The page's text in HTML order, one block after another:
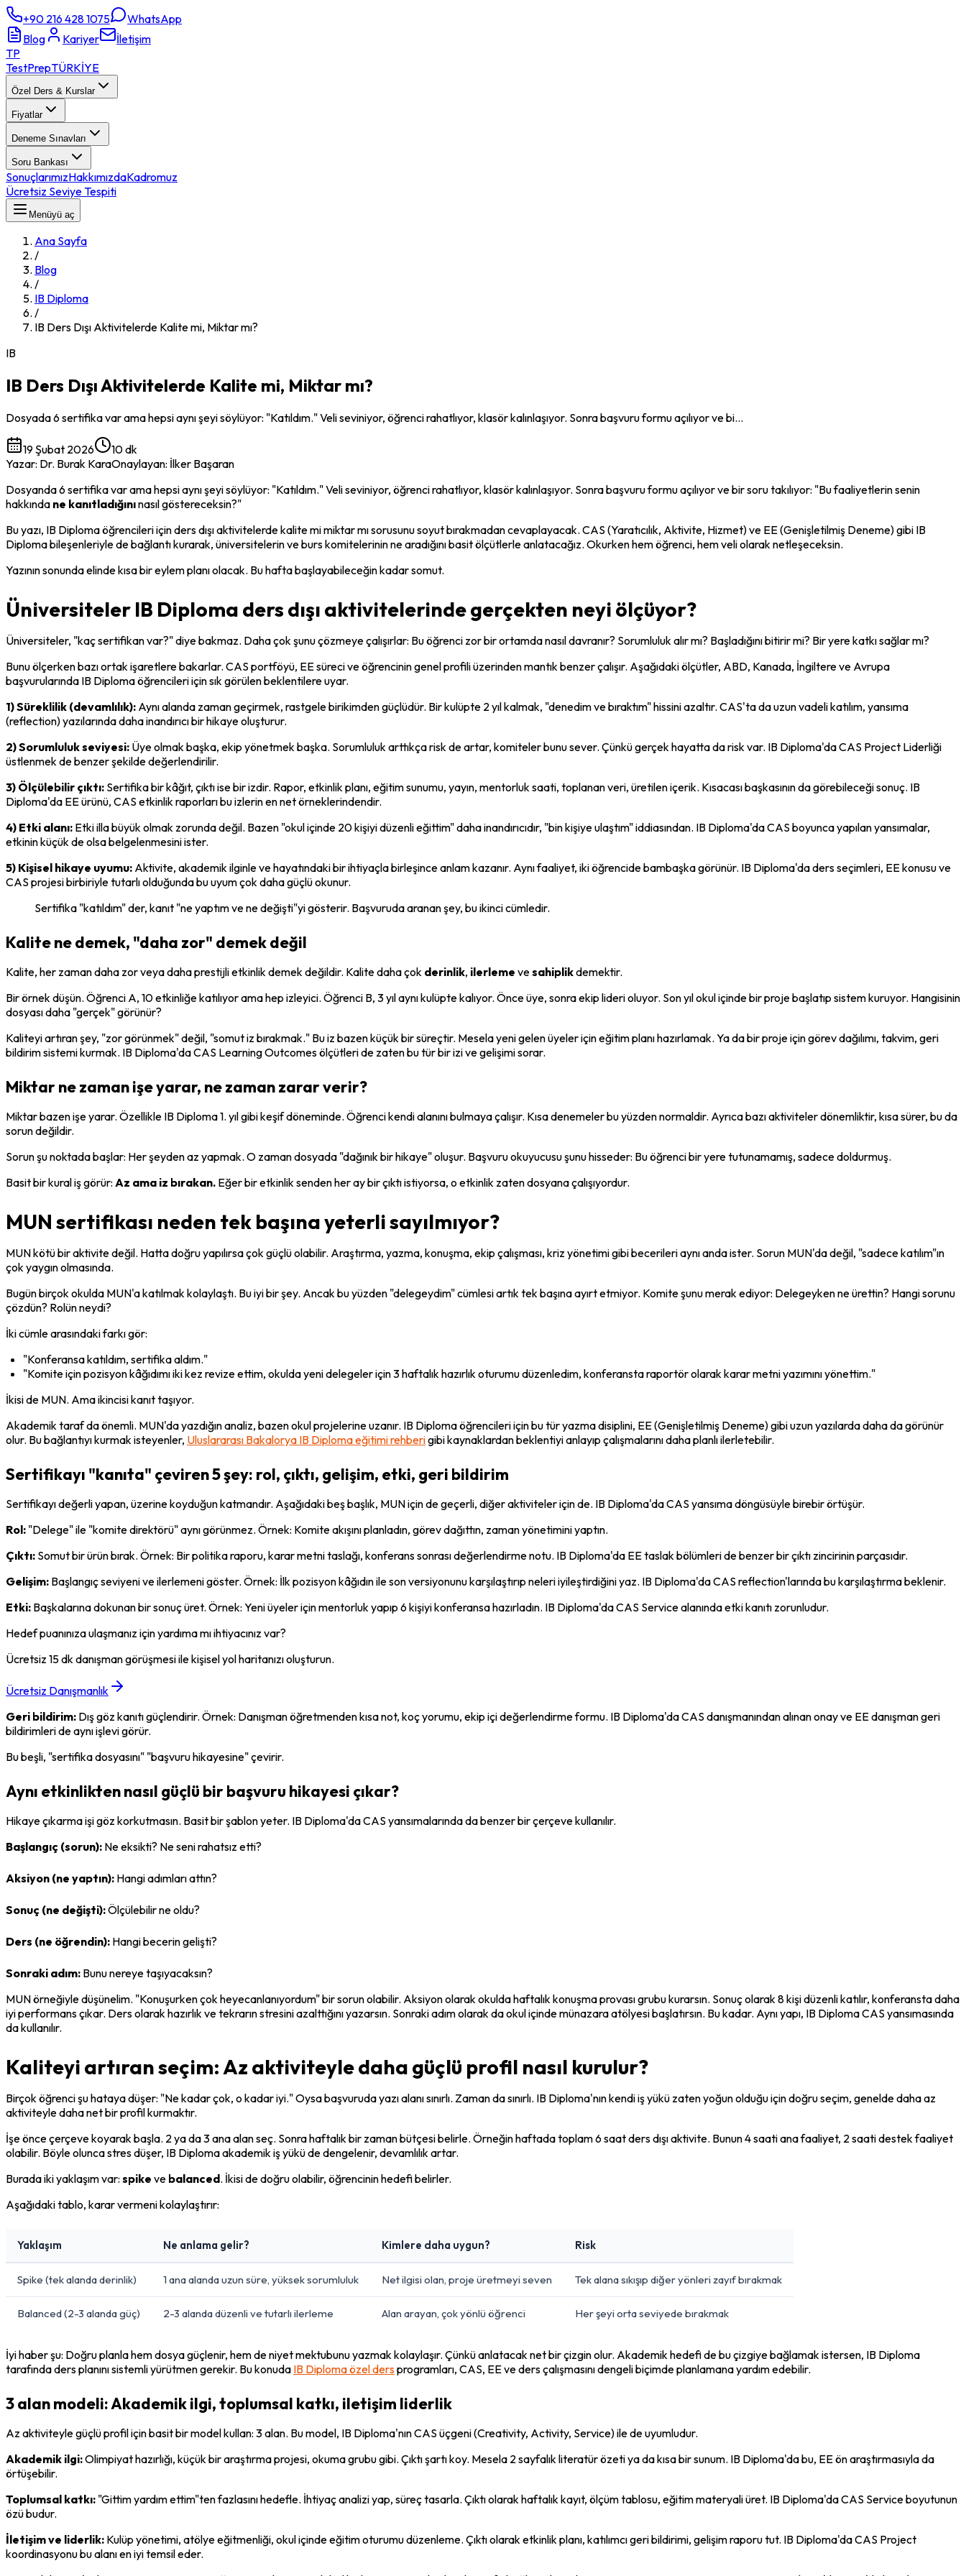
+90 216 428 1075
WhatsApp
Blog
Kariyer
İletişim
TP
TestPrepTÜRKİYE
Özel Ders & Kurslar
Fiyatlar
Deneme Sınavları
Soru Bankası
SonuçlarımızHakkımızdaKadromuz
Ücretsiz Seviye Tespiti
Menüyü aç
Ana Sayfa
/
Blog
/
IB Diploma
/
IB Ders Dışı Aktivitelerde Kalite mi, Miktar mı?
IB
IB Ders Dışı Aktivitelerde Kalite mi, Miktar mı?
Dosyada 6 sertifika var ama hepsi aynı şeyi söylüyor: "Katıldım." Veli seviniyor, öğrenci rahatlıyor, klasör kalınlaşıyor. Sonra başvuru formu açılıyor ve bi...
19 Şubat 2026
10 dk
Yazar: Dr. Burak KaraOnaylayan: İlker Başaran
Dosyanda 6 sertifika var ama hepsi aynı şeyi söylüyor: "Katıldım." Veli seviniyor, öğrenci rahatlıyor, klasör kalınlaşıyor. Sonra başvuru formu açılıyor ve bir soru takılıyor: "Bu faaliyetlerin senin
hakkında ne kanıtladığını nasıl göstereceksin?"
Bu yazı, IB Diploma öğrencileri için ders dışı aktivitelerde kalite mi miktar mı sorusunu soyut bırakmadan cevaplayacak. CAS (Yaratıcılık, Aktivite, Hizmet) ve EE (Genişletilmiş Deneme) gibi IB
Diploma bileşenleriyle de bağlantı kurarak, üniversitelerin ve burs komitelerinin ne aradığını basit ölçütlerle anlatacağız. Okurken hem öğrenci, hem veli olarak netleşeceksin.
Yazının sonunda elinde kısa bir eylem planı olacak. Bu hafta başlayabileceğin kadar somut.
Üniversiteler IB Diploma ders dışı aktivitelerinde gerçekten neyi ölçüyor?
Üniversiteler, "kaç sertifikan var?" diye bakmaz. Daha çok şunu çözmeye çalışırlar: Bu öğrenci zor bir ortamda nasıl davranır? Sorumluluk alır mı? Başladığını bitirir mi? Bir yere katkı sağlar mı?
Bunu ölçerken bazı ortak işaretlere bakarlar. CAS portföyü, EE süreci ve öğrencinin genel profili üzerinden mantık benzer çalışır. Aşağıdaki ölçütler, ABD, Kanada, İngiltere ve Avrupa
başvurularında IB Diploma öğrencileri için sık görülen beklentilere uyar.
1) Süreklilik (devamlılık): Aynı alanda zaman geçirmek, rastgele birikimden güçlüdür. Bir kulüpte 2 yıl kalmak, "denedim ve bıraktım" hissini azaltır. CAS'ta da uzun vadeli katılım, yansıma
(reflection) yazılarında daha inandırıcı bir hikaye oluşturur.
2) Sorumluluk seviyesi: Üye olmak başka, ekip yönetmek başka. Sorumluluk arttıkça risk de artar, komiteler bunu sever. Çünkü gerçek hayatta da risk var. IB Diploma'da CAS Project Liderliği
üstlenmek de benzer şekilde değerlendirilir.
3) Ölçülebilir çıktı: Sertifika bir kâğıt, çıktı ise bir izdir. Rapor, etkinlik planı, eğitim sunumu, yayın, mentorluk saati, toplanan veri, üretilen içerik. Kısacası başkasının da görebileceği sonuç. IB
Diploma'da EE ürünü, CAS etkinlik raporları bu izlerin en net örneklerindendir.
4) Etki alanı: Etki illa büyük olmak zorunda değil. Bazen "okul içinde 20 kişiyi düzenli eğittim" daha inandırıcıdır, "bin kişiye ulaştım" iddiasından. IB Diploma'da CAS boyunca yapılan yansımalar,
etkinin küçük de olsa belgelenmesini ister.
5) Kişisel hikaye uyumu: Aktivite, akademik ilginle ve hayatındaki bir ihtiyaçla birleşince anlam kazanır. Aynı faaliyet, iki öğrencide bambaşka görünür. IB Diploma'da ders seçimleri, EE konusu ve
CAS projesi birbiriyle tutarlı olduğunda bu uyum çok daha güçlü okunur.
Sertifika "katıldım" der, kanıt "ne yaptım ve ne değişti"yi gösterir. Başvuruda aranan şey, bu ikinci cümledir.
Kalite ne demek, "daha zor" demek değil
Kalite, her zaman daha zor veya daha prestijli etkinlik demek değildir. Kalite daha çok derinlik, ilerleme ve sahiplik demektir.
Bir örnek düşün. Öğrenci A, 10 etkinliğe katılıyor ama hep izleyici. Öğrenci B, 3 yıl aynı kulüpte kalıyor. Önce üye, sonra ekip lideri oluyor. Son yıl okul içinde bir proje başlatıp sistem kuruyor. Hangisinin
dosyası daha "gerçek" görünür?
Kaliteyi artıran şey, "zor görünmek" değil, "somut iz bırakmak." Bu iz bazen küçük bir süreçtir. Mesela yeni gelen üyeler için eğitim planı hazırlamak. Ya da bir proje için görev dağılımı, takvim, geri
bildirim sistemi kurmak. IB Diploma'da CAS Learning Outcomes ölçütleri de zaten bu tür bir izi ve gelişimi sorar.
Miktar ne zaman işe yarar, ne zaman zarar verir?
Miktar bazen işe yarar. Özellikle IB Diploma 1. yıl gibi keşif döneminde. Öğrenci kendi alanını bulmaya çalışır. Kısa denemeler bu yüzden normaldir. Ayrıca bazı aktiviteler dönemliktir, kısa sürer, bu da
sorun değildir.
Sorun şu noktada başlar: Her şeyden az yapmak. O zaman dosyada "dağınık bir hikaye" oluşur. Başvuru okuyucusu şunu hisseder: Bu öğrenci bir yere tutunamamış, sadece doldurmuş.
Basit bir kural iş görür: Az ama iz bırakan. Eğer bir etkinlik senden her ay bir çıktı istiyorsa, o etkinlik zaten dosyana çalışıyordur.
MUN sertifikası neden tek başına yeterli sayılmıyor?
MUN kötü bir aktivite değil. Hatta doğru yapılırsa çok güçlü olabilir. Araştırma, yazma, konuşma, ekip çalışması, kriz yönetimi gibi becerileri aynı anda ister. Sorun MUN'da değil, "sadece katılım"ın
çok yaygın olmasında.
Bugün birçok okulda MUN'a katılmak kolaylaştı. Bu iyi bir şey. Ancak bu yüzden "delegeydim" cümlesi artık tek başına ayırt etmiyor. Komite şunu merak ediyor: Delegeyken ne ürettin? Hangi sorunu
çözdün? Rolün neydi?
İki cümle arasındaki farkı gör:
"Konferansa katıldım, sertifika aldım."
"Komite için pozisyon kâğıdımı iki kez revize ettim, okulda yeni delegeler için 3 haftalık hazırlık oturumu düzenledim, konferansta raportör olarak karar metni yazımını yönettim."
İkisi de MUN. Ama ikincisi kanıt taşıyor.
Akademik taraf da önemli. MUN'da yazdığın analiz, bazen okul projelerine uzanır. IB Diploma öğrencileri için bu tür yazma disiplini, EE (Genişletilmiş Deneme) gibi uzun yazılarda daha da görünür
olur. Bu bağlantıyı kurmak isteyenler, Uluslararası Bakalorya IB Diploma eğitimi rehberi gibi kaynaklardan beklentiyi anlayıp çalışmalarını daha planlı ilerletebilir.
Sertifikayı "kanıta" çeviren 5 şey: rol, çıktı, gelişim, etki, geri bildirim
Sertifikayı değerli yapan, üzerine koyduğun katmandır. Aşağıdaki beş başlık, MUN için de geçerli, diğer aktiviteler için de. IB Diploma'da CAS yansıma döngüsüyle birebir örtüşür.
Rol: "Delege" ile "komite direktörü" aynı görünmez. Örnek: Komite akışını planladın, görev dağıttın, zaman yönetimini yaptın.
Çıktı: Somut bir ürün bırak. Örnek: Bir politika raporu, karar metni taslağı, konferans sonrası değerlendirme notu. IB Diploma'da EE taslak bölümleri de benzer bir çıktı zincirinin parçasıdır.
Gelişim: Başlangıç seviyeni ve ilerlemeni göster. Örnek: İlk pozisyon kâğıdın ile son versiyonunu karşılaştırıp neleri iyileştirdiğini yaz. IB Diploma'da CAS reflection'larında bu karşılaştırma beklenir.
Etki: Başkalarına dokunan bir sonuç üret. Örnek: Yeni üyeler için mentorluk yapıp 6 kişiyi konferansa hazırladın. IB Diploma'da CAS Service alanında etki kanıtı zorunludur.
Hedef puanınıza ulaşmanız için yardıma mı ihtiyacınız var?
Ücretsiz 15 dk danışman görüşmesi ile kişisel yol haritanızı oluşturun.
Ücretsiz Danışmanlık
Geri bildirim: Dış göz kanıtı güçlendirir. Örnek: Danışman öğretmenden kısa not, koç yorumu, ekip içi değerlendirme formu. IB Diploma'da CAS danışmanından alınan onay ve EE danışman geri
bildirimleri de aynı işlevi görür.
Bu beşli, "sertifika dosyasını" "başvuru hikayesine" çevirir.
Aynı etkinlikten nasıl güçlü bir başvuru hikayesi çıkar?
Hikaye çıkarma işi göz korkutmasın. Basit bir şablon yeter. IB Diploma'da CAS yansımalarında da benzer bir çerçeve kullanılır.
Başlangıç (sorun): Ne eksikti? Ne seni rahatsız etti?
Aksiyon (ne yaptın): Hangi adımları attın?
Sonuç (ne değişti): Ölçülebilir ne oldu?
Ders (ne öğrendin): Hangi becerin gelişti?
Sonraki adım: Bunu nereye taşıyacaksın?
MUN örneğiyle düşünelim. "Konuşurken çok heyecanlanıyordum" bir sorun olabilir. Aksiyon olarak okulda haftalık konuşma provası grubu kurarsın. Sonuç olarak 8 kişi düzenli katılır, konferansta daha
iyi performans çıkar. Ders olarak hazırlık ve tekrarın stresini azalttığını yazarsın. Sonraki adım olarak da okul içinde münazara atölyesi başlatırsın. Bu kadar. Aynı yapı, IB Diploma CAS yansımasında
da kullanılır.
Kaliteyi artıran seçim: Az aktiviteyle daha güçlü profil nasıl kurulur?
Birçok öğrenci şu hataya düşer: "Ne kadar çok, o kadar iyi." Oysa başvuruda yazı alanı sınırlı. Zaman da sınırlı. IB Diploma'nın kendi iş yükü zaten yoğun olduğu için doğru seçim, genelde daha az
aktiviteyle daha net bir profil kurmaktır.
İşe önce çerçeve koyarak başla. 2 ya da 3 ana alan seç. Sonra haftalık bir zaman bütçesi belirle. Örneğin haftada toplam 6 saat ders dışı aktivite. Bunun 4 saati ana faaliyet, 2 saati destek faaliyet
olabilir. Böyle olunca stres düşer, IB Diploma akademik iş yükü de dengelenir, devamlılık artar.
Burada iki yaklaşım var: spike ve balanced. İkisi de doğru olabilir, öğrencinin hedefi belirler.
Aşağıdaki tablo, karar vermeni kolaylaştırır:
Yaklaşım Ne anlama gelir? Kimlere daha uygun? Risk
Spike (tek alanda derinlik) 1 ana alanda uzun süre, yüksek sorumluluk Net ilgisi olan, proje üretmeyi seven Tek alana sıkışıp diğer yönleri zayıf bırakmak
Balanced (2-3 alanda güç) 2-3 alanda düzenli ve tutarlı ilerleme Alan arayan, çok yönlü öğrenci Her şeyi orta seviyede bırakmak
İyi haber şu: Doğru planla hem dosya güçlenir, hem de niyet mektubunu yazmak kolaylaşır. Çünkü anlatacak net bir çizgin olur. Akademik hedefi de bu çizgiye bağlamak istersen, IB Diploma
tarafında ders planını sistemli yürütmen gerekir. Bu konuda IB Diploma özel ders programları, CAS, EE ve ders çalışmasını dengeli biçimde planlamana yardım edebilir.
3 alan modeli: Akademik ilgi, toplumsal katkı, iletişim liderlik
Az aktiviteyle güçlü profil için basit bir model kullan: 3 alan. Bu model, IB Diploma'nın CAS üçgeni (Creativity, Activity, Service) ile de uyumludur.
Akademik ilgi: Olimpiyat hazırlığı, küçük bir araştırma projesi, okuma grubu gibi. Çıktı şartı koy. Mesela 2 sayfalık literatür özeti ya da kısa bir sunum. IB Diploma'da bu, EE ön araştırmasıyla da
örtüşebilir.
Toplumsal katkı: "Gittim yardım ettim"ten fazlasını hedefle. İhtiyaç analizi yap, süreç tasarla. Çıktı olarak haftalık kayıt, ölçüm tablosu, eğitim materyali üret. IB Diploma'da CAS Service boyutunun
özü budur.
İletişim ve liderlik: Kulüp yönetimi, atölye eğitmenliği, okul içinde eğitim oturumu düzenleme. Çıktı olarak etkinlik planı, katılımcı geri bildirimi, gelişim raporu tut. IB Diploma'da CAS Project
koordinasyonu bu alanı en iyi temsil eder.